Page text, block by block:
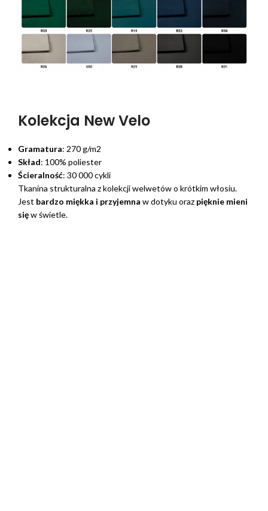
Kolekcja New Velo
Gramatura: 270 g/m2
Skład: 100% poliester
Ścieralność: 30 000 cykli
Tkanina strukturalna z kolekcji welwetów o krótkim włosiu.
Jest bardzo miękka i przyjemna w dotyku oraz pięknie mieni
sięw świetle.